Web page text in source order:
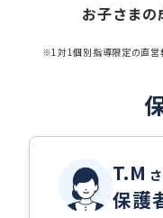
お子さまの
※1対1個別指導限定の直
T.M
保護